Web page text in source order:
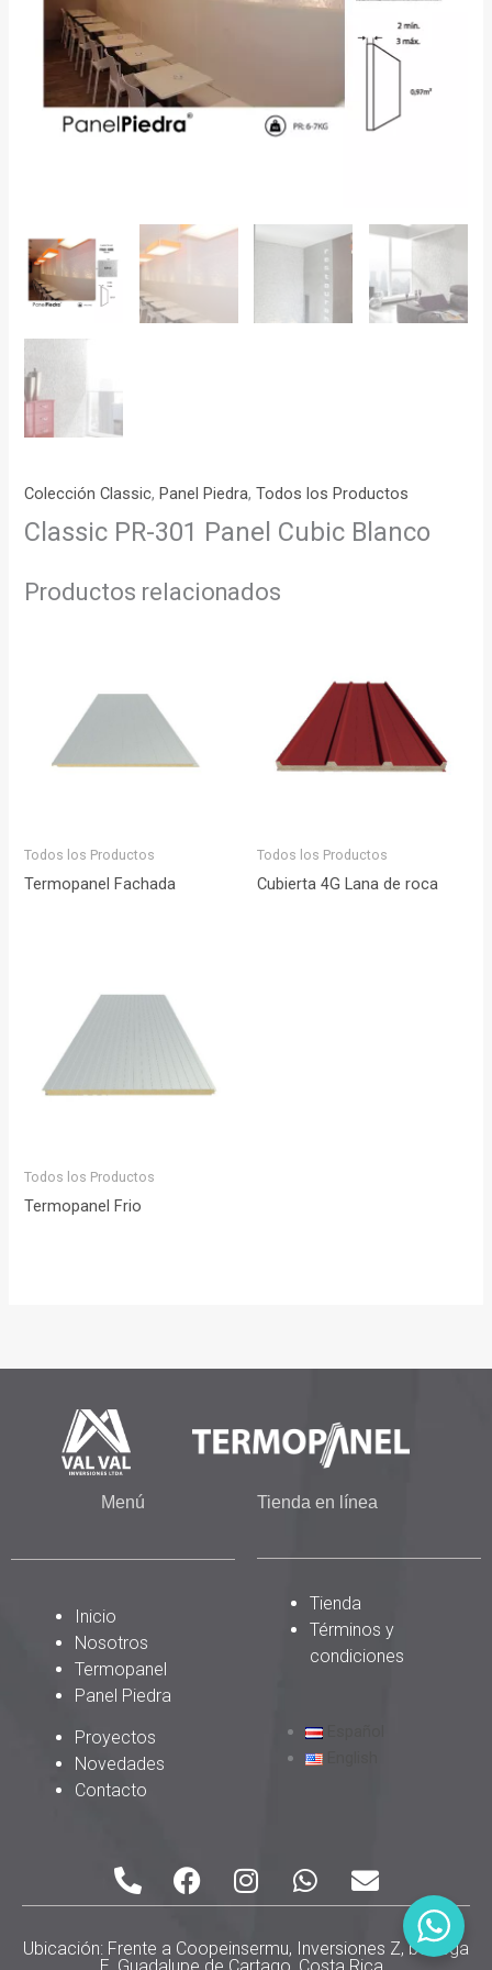
Colección Classic,Panel Piedra,Todos los Productos
Classic PR-301 Panel Cubic Blanco
Productos relacionados
Todos los Productos
Termopanel Fachada
Todos los Productos
Cubierta 4G Lana de roca
Todos los Productos
Termopanel Frio
Menú
Inicio
Nosotros
Termopanel
Panel Piedra
Proyectos
Novedades
Contacto
Tienda en línea
Tienda
Términos y
condiciones
h
n
F
a
e
I
n
t
W
h
t
E
n
e
Ubicación: Frente a Coopeinsermu, Inversiones Z, bodega